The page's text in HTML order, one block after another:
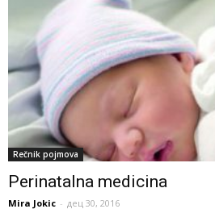
Rečnik pojmova
Perinatalna medicina
Mira Jokic - дец 30, 2016